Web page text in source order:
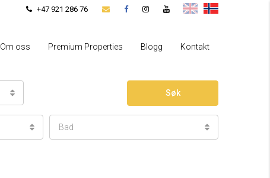
+47 921 286 76
Om oss Premium Properties Blogg Kontakt
Søk
Bad